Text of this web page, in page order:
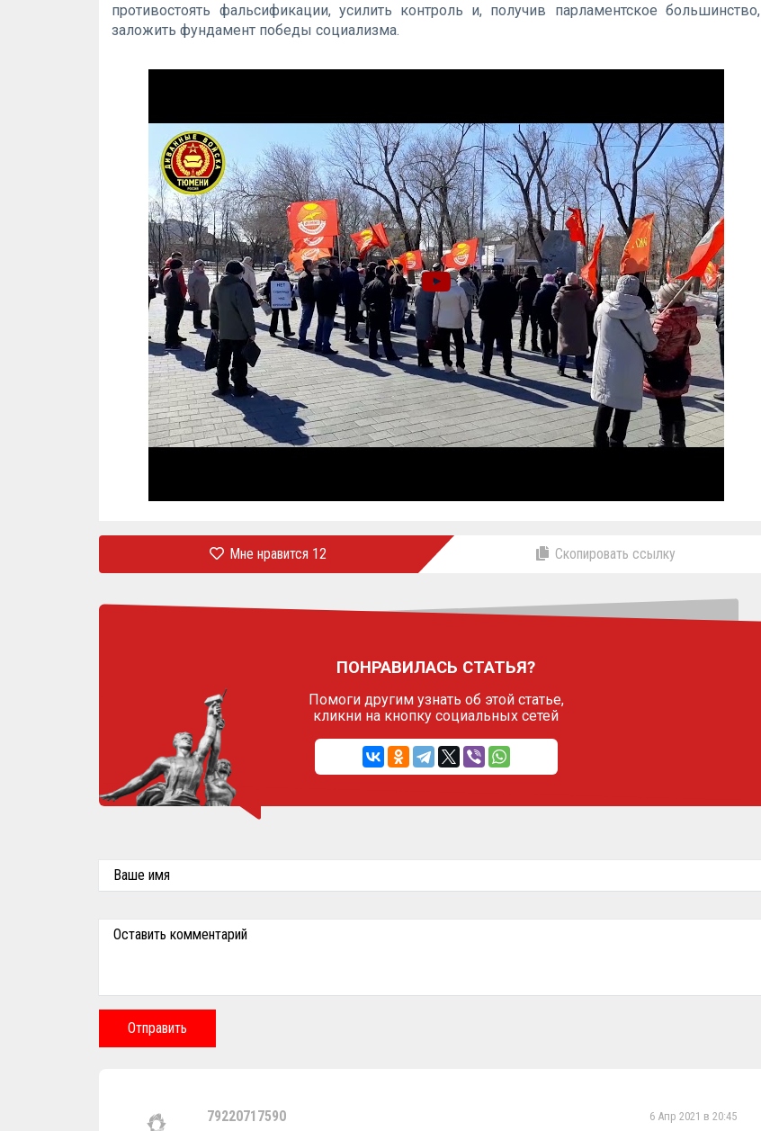
противостоять фальсификации, усилить контроль и, получив парламентское большинство,
заложить фундамент победы социализма.
Мне нравится 12 Скопировать ссылку
ПОНРАВИЛАСЬ СТАТЬЯ?
Помоги другим узнать об этой статье,
кликни на кнопку социальных сетей
Ваше имя
Оставить комментарий
Отправить
79220717590 6 Апр 2021 в 20:45